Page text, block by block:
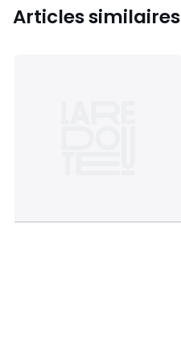
Articles similaires